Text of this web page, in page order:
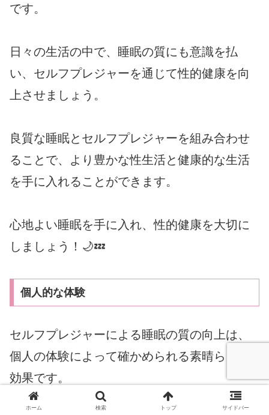
です。
日々の生活の中で、睡眠の質にも意識を払
い、セルフプレジャーを通じて性的健康を向
上させましょう。
良質な睡眠とセルフプレジャーを組み合わせ
ることで、より豊かな性生活と健康的な生活
を手に入れることができます。
心地よい睡眠を手に入れ、性的健康を大切に
しましょう！🌙💤
個人的な体験
セルフプレジャーによる睡眠の質の向上は、
個人の体験によって確かめられる素晴らしい
効果です。
ホーム 検索 トップ サイドバー